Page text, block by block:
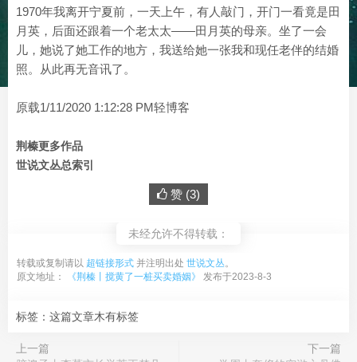
1970年我离开宁夏前，一天上午，有人敲门，开门一看竟是田
月英，后面还跟着一个老太太——田月英的母亲。坐了一会
儿，她说了她工作的地方，我送给她一张我和现任老伴的结婚
照。从此再无音讯了。
原载1/11/2020 1:12:28 PM轻博客
荆榛更多作品
世说文丛总索引
赞 (3)
未经允许不得转载：
转载或复制请以 超链接形式 并注明出处 世说文丛。
原文地址：
《荆榛丨搅黄了一桩买卖婚姻》 发布于2023-8-3
标签：这篇文章木有标签
上一篇
下一篇